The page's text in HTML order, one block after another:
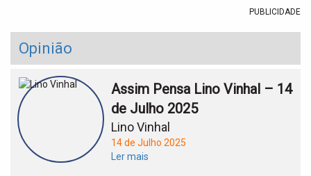
PUBLICIDADE
Opinião
Assim Pensa Lino Vinhal – 14
de Julho 2025
Lino Vinhal
14 de Julho 2025
Ler mais